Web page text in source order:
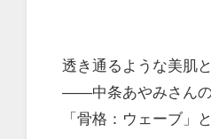
透き通るような美肌
——中条あやみさんの
「骨格：ウェーブ」